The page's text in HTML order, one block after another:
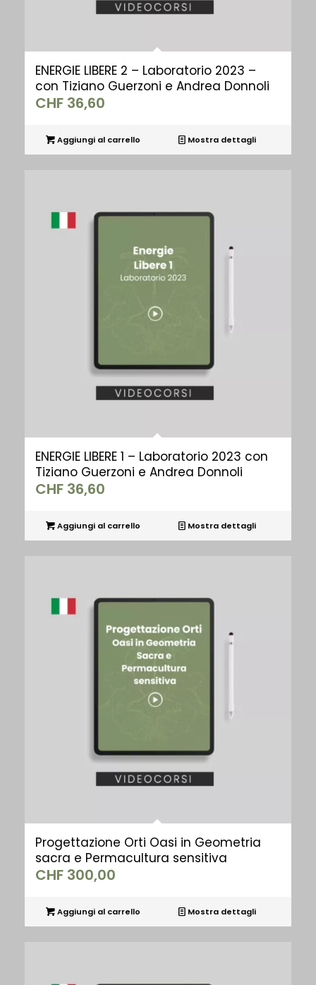
ENERGIE LIBERE 2 – Laboratorio 2023 –
con Tiziano Guerzoni e Andrea Donnoli
CHF36,60
Aggiungi al carrello Mostra dettagli
ENERGIE LIBERE 1 – Laboratorio 2023 con
Tiziano Guerzoni e Andrea Donnoli
CHF36,60
Aggiungi al carrello Mostra dettagli
Progettazione Orti Oasi in Geometria
sacra e Permacultura sensitiva
CHF300,00
Aggiungi al carrello Mostra dettagli